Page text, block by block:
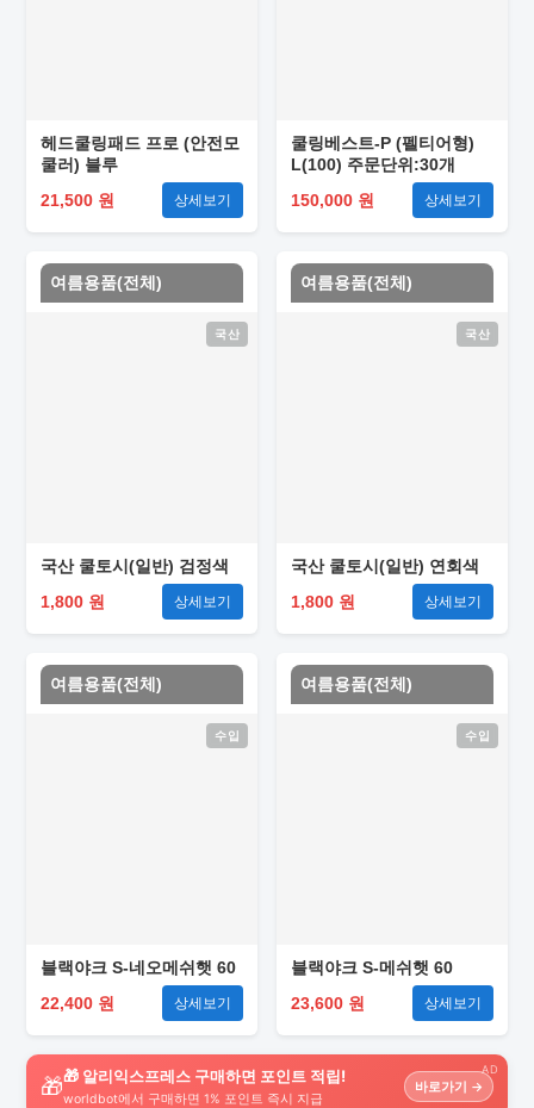
헤드쿨링패드 프로 (안전모
쿨러) 블루
21,500 원
상세보기
쿨링베스트-P (펠티어형)
L(100) 주문단위:30개
150,000 원
상세보기
여름용품(전체)
국산
국산 쿨토시(일반) 검정색
1,800 원
상세보기
여름용품(전체)
국산
국산 쿨토시(일반) 연회색
1,800 원
상세보기
여름용품(전체)
수입
블랙야크 S-네오메쉬햇 60
22,400 원
상세보기
여름용품(전체)
수입
블랙야크 S-메쉬햇 60
23,600 원
상세보기
AD
🎁🎁 알리익스프레스 구매하면 포인트 적립!
worldbot에서 구매하면 1% 포인트 즉시 지급
바로가기 →